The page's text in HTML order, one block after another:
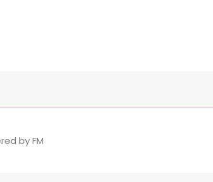
byFM